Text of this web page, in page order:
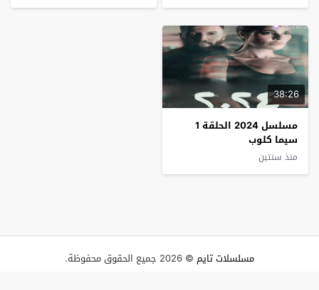
38:26
مسلسل 2024 الحلقة 1
سيما كلوب
منذ سنتين
مسلسلات تايم © 2026 جميع الحقوق محفوظة.